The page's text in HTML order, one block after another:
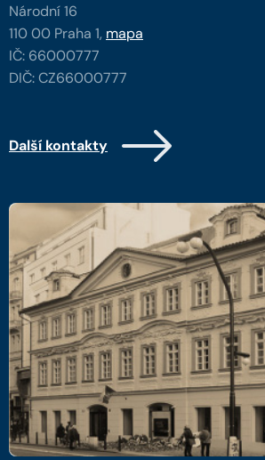
Národní 16
110 00 Praha 1, mapa
IČ: 66000777
DIČ: CZ66000777
Další kontakty